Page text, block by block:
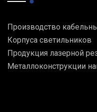
Производство
Корпуса светильников
Продукция лазерной
Металлоконструкции